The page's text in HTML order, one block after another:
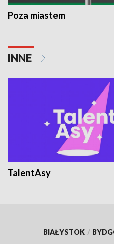
Poza miastem
INNE
TalentAsy
BIAŁYSTOK /